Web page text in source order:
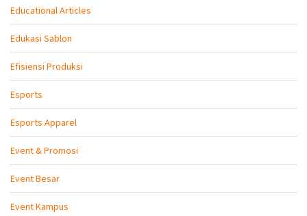
Educational Articles
Edukasi Sablon
Efisiensi Produksi
Esports
Esports Apparel
Event & Promosi
Event Besar
Event Kampus